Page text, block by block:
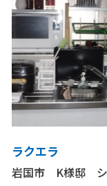
ラクエラ
岩国市 K様邸 シ